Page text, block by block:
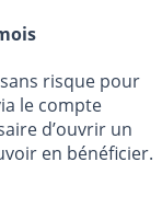
risque pour
le compte
d’ouvrir un
en bénéficier.